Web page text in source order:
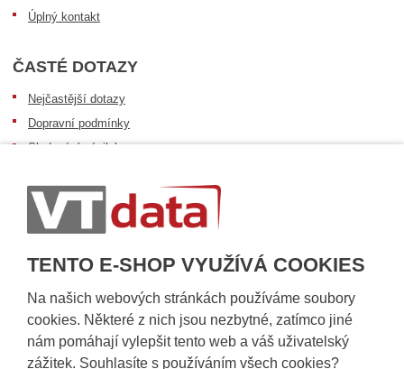
TENTO E-SHOP VYUŽÍVÁ COOKIES
Na našich webových stránkách používáme soubory
cookies. Některé z nich jsou nezbytné, zatímco jiné
nám pomáhají vylepšit tento web a váš uživatelský
zážitek. Souhlasíte s používáním všech cookies?
Úplný kontakt
ČASTÉ DOTAZY
Nejčastější dotazy
Dopravní podmínky
Sledování zásilek
Informace k dostupnosti zboží
Obecné informace